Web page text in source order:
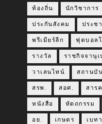
ท้องถิ่น นักวิชาการ
ประกันสังคม ประช
พรีเมียร์ลีก ฟุตบอล
รางวัล ราชกิจจานุเ
วาเลนไทน์ สถานบั
สรพ. สอศ. สาร
หนังสือ หัตถกรรม
อย. เกษตร เบท